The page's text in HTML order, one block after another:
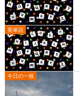
英単語
今日の一枚